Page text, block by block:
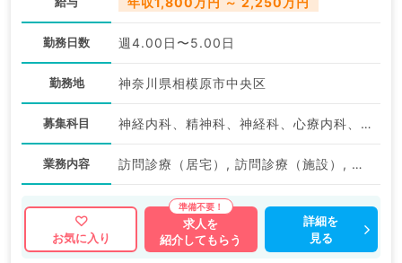
勤務日数 週4.00日〜5.00日
勤務地 神奈川県相模原市中央区
募集科目 神経内科、精神科、神経科、心療内科、アレルギー科、リウマチ科、小児科、整形外科、形成外科、美容外科、脳神経外科、呼吸器外科、心臓血管外科、小児外科、泌尿器科、産婦人科、産科、婦人科、眼科、耳鼻咽喉科、気管食道科、リハビリテーション科、麻酔科、ペインクリニック、人工透析科、緩和ケア科、一般内科、循環器内科、呼吸器内科、消化器内科、内分泌・代謝内科、腎臓内科、老年内科、血液内科、外科系全般、一般外科、消化器外科、乳腺外科、総合診療科、健診・人間ドック、救急科・ＩＣＵ、病理科、基礎医学系、膠原病科、スポーツ整形外科、大腸・肛門外科、産業医、脊髄・脊椎外科
業務内容 訪問診療（居宅）, 訪問診療（施設）, その他, その他
お気に入り
求人を
紹介してもらう
詳細を
見る